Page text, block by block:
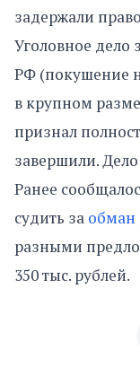
задержали
Уголовное дело
РФ (покушение
в крупном
признал
завершили.
Ранее
судить за обман
разными
350 тыс. рублей.